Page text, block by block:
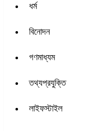
ধর্ম
বিনোদন
গণমাধ্যম
তথ্যপ্রযুক্তি
লাইফস্টাইল